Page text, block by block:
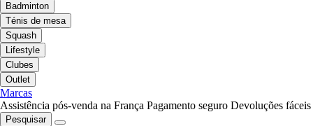
Badminton
Ténis de mesa
Squash
Lifestyle
Clubes
Outlet
Marcas
Assistência pós-venda na França Pagamento seguro Devoluções fáceis
Pesquisar